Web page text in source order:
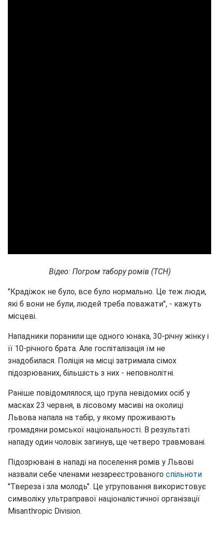
Відео: Погром табору ромів (ТСН)
"Крадіжок не було, все було нормально. Це теж люди,
які б вони не були, людей треба поважати", - кажуть
місцеві.
Нападники поранили ще одного юнака, 30-річну жінку і
її 10-річного брата. Але госпіталізація їм не
знадобилася. Поліція на місці затримала сімох
підозрюваних, більшість з них - неповнолітні.
Раніше повідомлялося, що група невідомих осіб у
масках 23 червня, в лісовому масиві на околиці
Львова напала на табір, у якому проживають
громадяни ромської національності. В результаті
нападу один чоловік загинув, ще четверо травмовані.
Підозрювані в нападі на поселення ромів у Львові
назвали себе членами незареєстрованого спільноти
"Твереза і зла молодь". Це угруповання використовує
символіку ультраправої націоналістичної організації
Misanthropic Division.